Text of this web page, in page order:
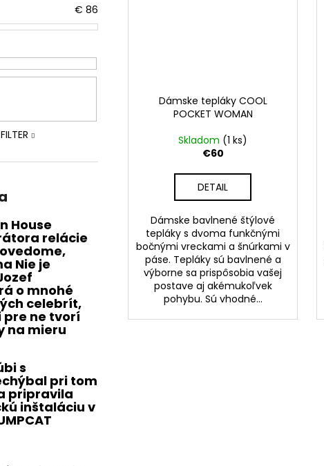
€ 86
House
relácie
Nie je
o mnohé
celebrít,
pre ne tvorí
na mieru
s
pri tom
pripravila
inštaláciu v
Dámske tepláky COOL
POCKET WOMAN
Skladom (1 ks)
€60
DETAIL
Dámske bavlnené štýlové
tepláky s dvoma funkčnými
bočnými vreckami a šnúrkami v
páse. Tepláky sú bavlnené a
výborne sa prispôsobia vašej
postave aj akémukoľvek
pohybu. Sú vhodné...